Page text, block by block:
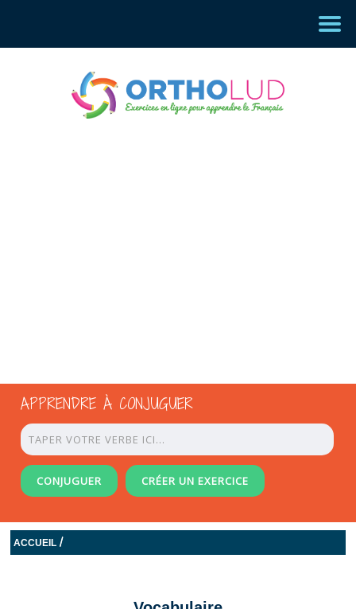
APPRENDRE À CONJUGUER
CONJUGUER CRÉER UN EXERCICE
ACCUEIL /